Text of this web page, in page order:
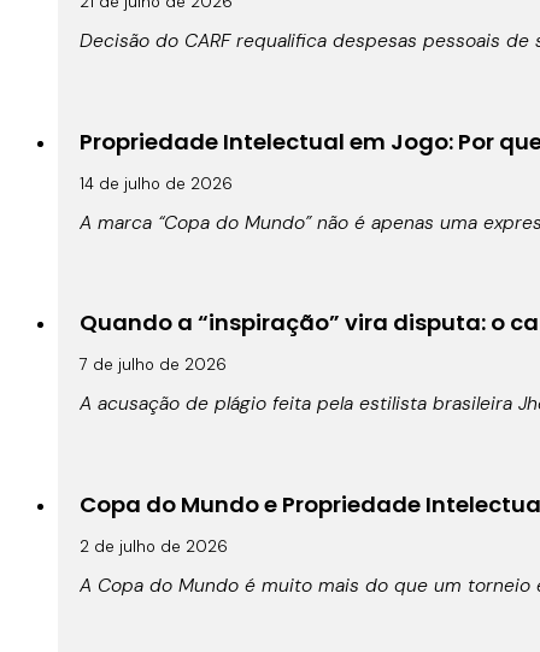
Decisão do CARF requalifica despesas pessoais
Propriedade Intelectual em Jogo: Por
14 de julho de 2026
A marca “Copa do Mundo” não é apenas uma
Quando a “inspiração” vira disputa: o
7 de julho de 2026
A acusação de plágio feita pela estilista brasileira
Copa do Mundo e Propriedade
2 de julho de 2026
A Copa do Mundo é muito mais do que um